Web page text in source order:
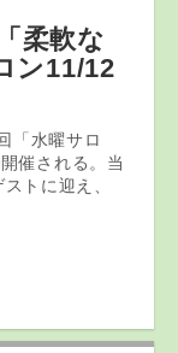
柔軟な
ン11/12
「水曜サロ
催される。当
トに迎え、